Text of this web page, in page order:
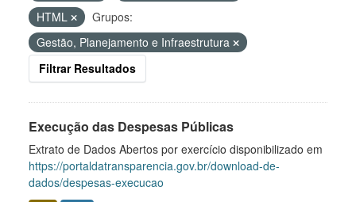
HTML
Grupos:
Gestão, Planejamento e Infraestrutura
Filtrar Resultados
Execução das Despesas Públicas
Extrato de Dados Abertos por exercício disponibilizado em
https://portaldatransparencia.gov.br/download-de-
dados/despesas-execucao